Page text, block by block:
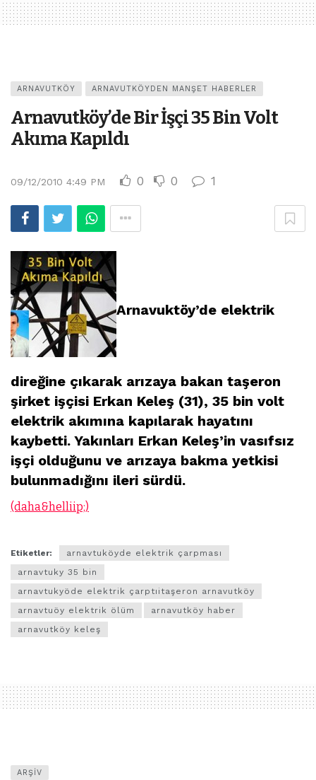
ARNAVUTKÖY ARNAVUTKÖYDEN MANŞET HABERLER
Arnavutköy’de Bir İşçi 35 Bin Volt
Akıma Kapıldı
09/12/2010 4:49 PM 0 0 1
Arnavuktöy’de elektrik
direğine çıkarak arızaya bakan taşeron
şirket işçisi Erkan Keleş (31), 35 bin volt
elektrik akımına kapılarak hayatını
kaybetti. Yakınları Erkan Keleş’in vasıfsız
işçi olduğunu ve arızaya bakma yetkisi
bulunmadığını ileri sürdü.
(daha&helliip;)
Etiketler:
arnavtuköyde elektrik çarpması
arnavtuky 35 bin
arnavtukyöde elektrik çarptıitaşeron arnavutköy
arnavtuöy elektrik ölüm
arnavutköy haber
arnavutköy keleş
ARŞIV